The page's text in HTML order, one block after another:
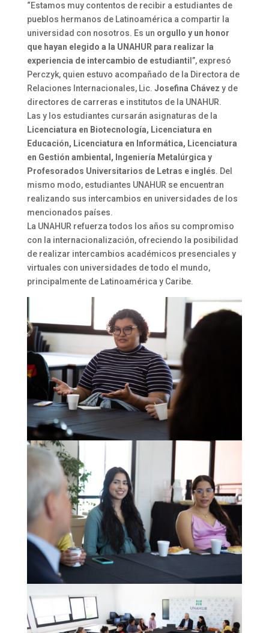
“Estamos muy contentos de recibir a estudiantes de
pueblos hermanos de Latinoamérica a compartir la
universidad con nosotros. Es un orgullo y un honor
que hayan elegido a la UNAHUR para realizar la
experiencia de intercambio de estudianti l”, expresó
Perczyk, quien estuvo acompañado de la Directora de
Relaciones Internacionales, Lic. Josefina Chávez y de
directores de carreras e institutos de la UNAHUR.
Las y los estudiantes cursarán asignaturas de la
Licenciatura en Biotecnología, Licenciatura en
Educación, Licenciatura en Informática, Licenciatura
en Gestión ambiental, Ingeniería Metalúrgica y
Profesorados Universitarios de Letras e inglés. Del
mismo modo, estudiantes UNAHUR se encuentran
realizando sus intercambios en universidades de los
mencionados países.
La UNAHUR refuerza todos los años su compromiso
con la internacionalización, ofreciendo la posibilidad
de realizar intercambios académicos presenciales y
virtuales con universidades de todo el mundo,
principalmente de Latinoamérica y Caribe.